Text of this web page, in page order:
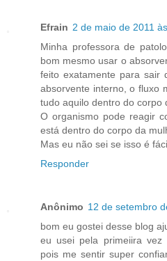
Efrain 2 de maio de 2011
Minha professora de
bom mesmo usar o
feito exatamente para sair
absorvente interno, o fluxo
tudo aquilo dentro do corpo
O organismo pode reagir
está dentro do corpo da
Mas eu não sei se isso é
Responder
Anônimo 12 de setembro
bom eu gostei desse blog
eu usei pela primeiira
pois me sentir super